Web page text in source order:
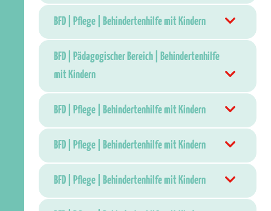
BFD | Pflege | Behindertenhilfe mit Kindern
BFD | Pädagogischer Bereich | Behindertenhilfe
mit Kindern
BFD | Pflege | Behindertenhilfe mit Kindern
BFD | Pflege | Behindertenhilfe mit Kindern
BFD | Pflege | Behindertenhilfe mit Kindern